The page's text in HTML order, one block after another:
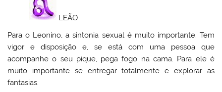
LEÃO
Para o Leonino, a sintonia sexual é muito importante. Tem
vigor e disposição e, se está com uma pessoa que
acompanhe o seu pique, pega fogo na cama. Para ele é
muito importante se entregar totalmente e explorar as
fantasias.